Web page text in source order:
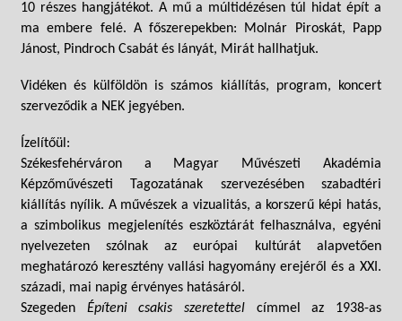
10 részes hangjátékot. A mű a múltidézésen túl hidat épít a
ma embere felé. A főszerepekben: Molnár Piroskát, Papp
Jánost, Pindroch Csabát és lányát, Mirát hallhatjuk.
Vidéken és külföldön is számos kiállítás, program, koncert
szerveződik a NEK jegyében.
Ízelítőül:
Székesfehérváron a Magyar Művészeti Akadémia
Képzőművészeti Tagozatának szervezésében szabadtéri
kiállítás nyílik. A művészek a vizualitás, a korszerű képi hatás,
a szimbolikus megjelenítés eszköztárát felhasználva, egyéni
nyelvezeten szólnak az európai kultúrát alapvetően
meghatározó keresztény vallási hagyomány erejéről és a XXI.
századi, mai napig érvényes hatásáról.
Szegeden Építeni csakis szeretettelcímmel az 1938-as